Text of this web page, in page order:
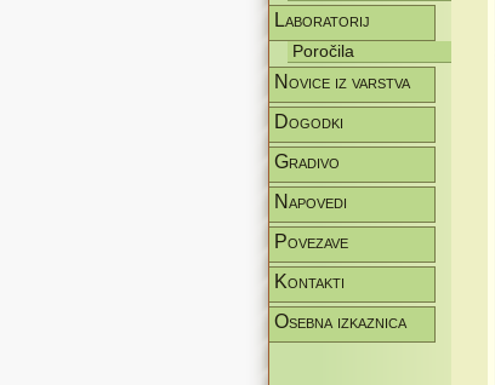
Laboratorij
Poročila
Novice iz varstva
Dogodki
Gradivo
Napovedi
Povezave
Kontakti
Osebna izkaznica